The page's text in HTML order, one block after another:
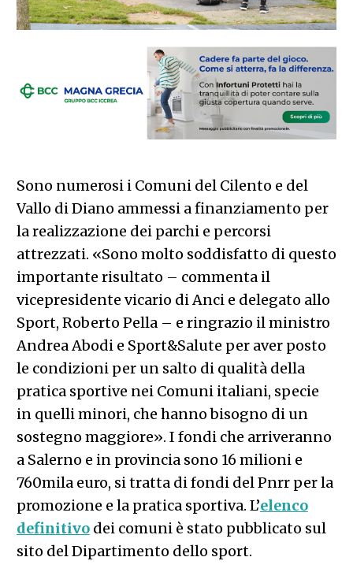
Sono numerosi i Comuni del Cilento e del
Vallo di Diano ammessi a finanziamento per
la realizzazione dei parchi e percorsi
attrezzati. «Sono molto soddisfatto di questo
importante risultato – commenta il
vicepresidente vicario di Anci e delegato allo
Sport, Roberto Pella – e ringrazio il ministro
Andrea Abodi e Sport&Salute per aver posto
le condizioni per un salto di qualità della
pratica sportive nei Comuni italiani, specie
in quelli minori, che hanno bisogno di un
sostegno maggiore». I fondi che arriveranno
a Salerno e in provincia sono 16 milioni e
760mila euro, si tratta di fondi del Pnrr per la
promozione e la pratica sportiva. L’elenco
definitivodei comuni è stato pubblicato sul
sito del Dipartimento dello sport.